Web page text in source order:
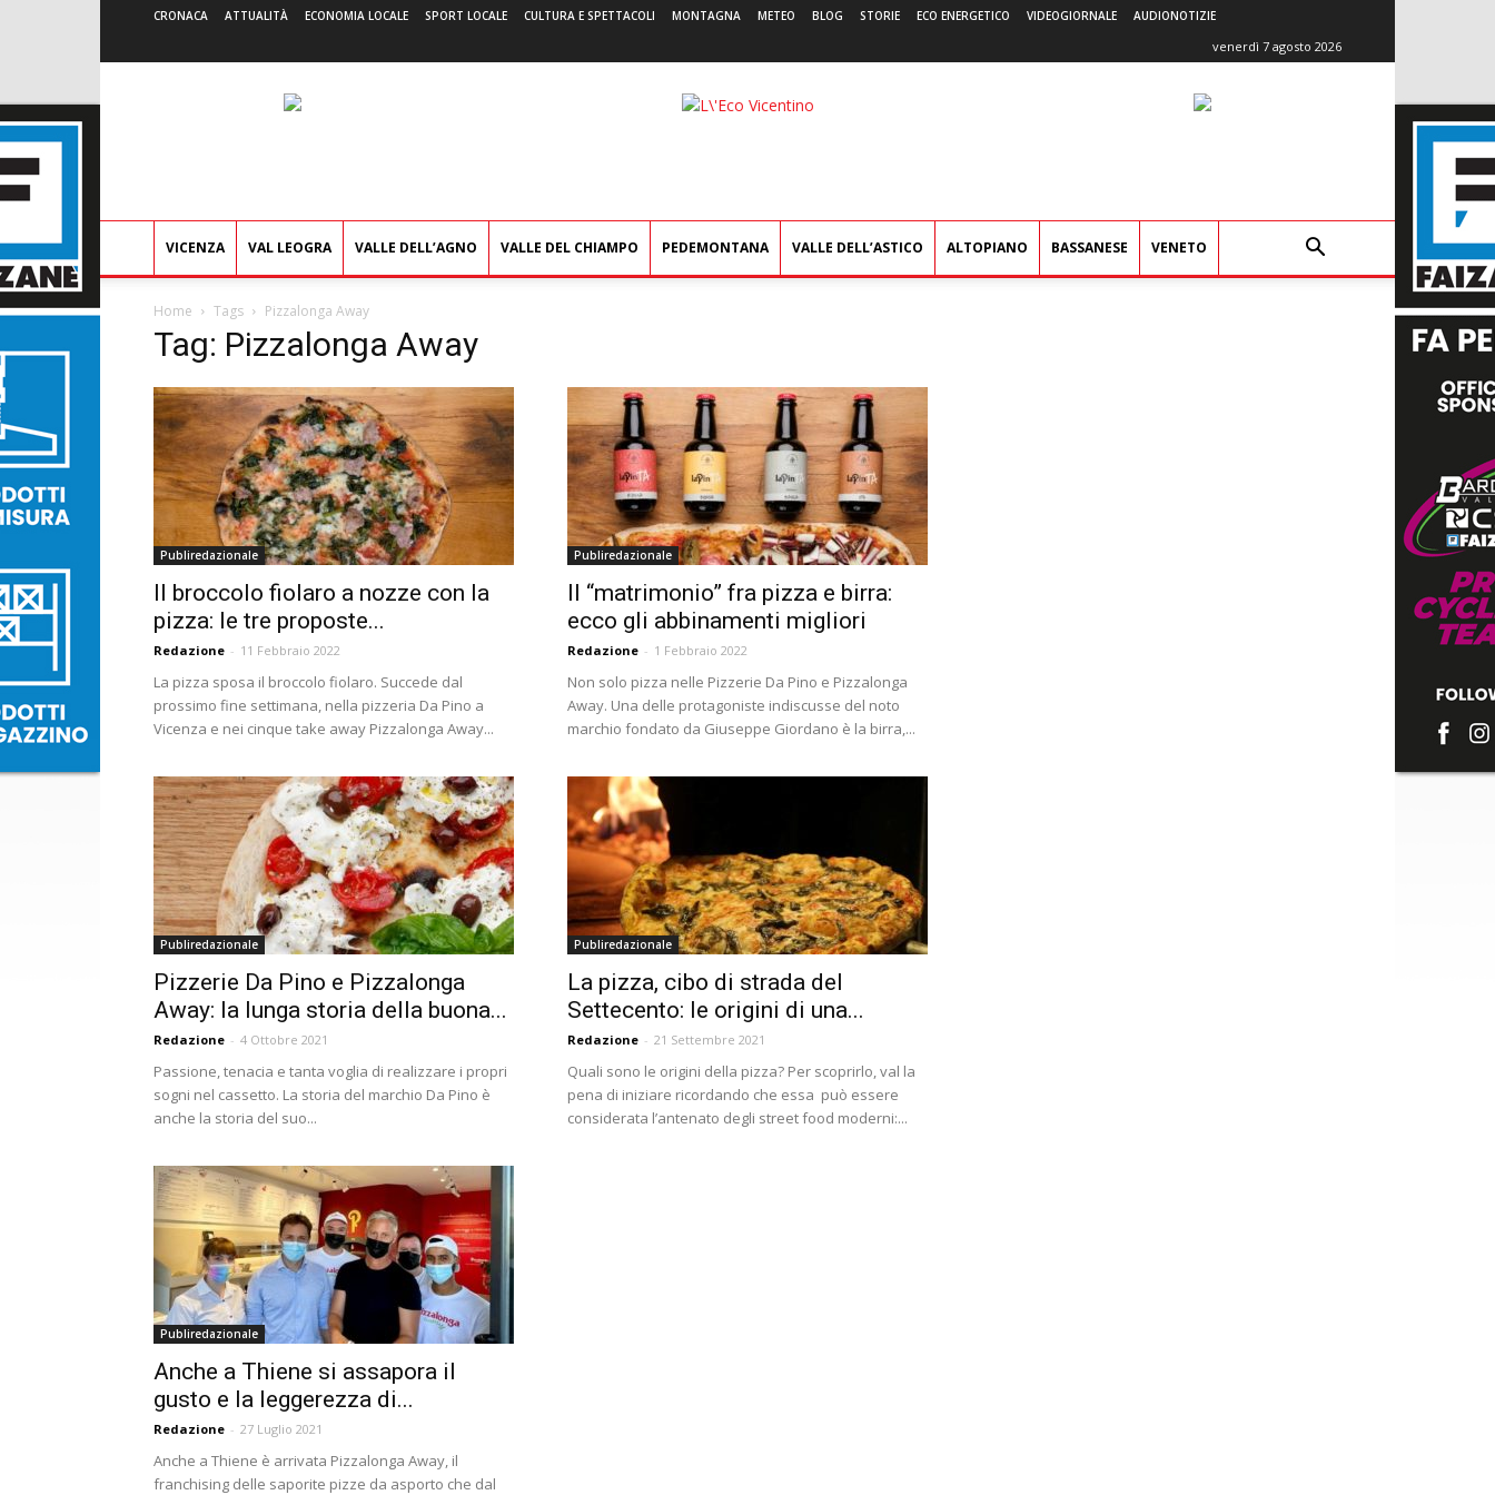
CRONACA ATTUALITÀ ECONOMIA LOCALE SPORT LOCALE CULTURA E SPETTACOLI MONTAGNA METEO BLOG STORIE ECO ENERGETICO VIDEOGIORNALE AUDIONOTIZIE
venerdì 7 agosto 2026
L'Eco
VICENZA VAL LEOGRA VALLE DELL’AGNO VALLE DEL CHIAMPO PEDEMONTANA VALLE DELL’ASTICO ALTOPIANO BASSANESE VENETO
Home Tags Pizzalonga Away
Tag: Pizzalonga Away
Publiredazionale
Il broccolo fiolaro a nozze con la
pizza: le tre proposte...
Redazione - 11 Febbraio 2022
La pizza sposa il broccolo fiolaro. Succede dal
prossimo fine settimana, nella pizzeria Da Pino a
Vicenza e nei cinque take away Pizzalonga Away...
Publiredazionale
Il “matrimonio” fra pizza e birra:
ecco gli abbinamenti migliori
Redazione - 1 Febbraio 2022
Non solo pizza nelle Pizzerie Da Pino e Pizzalonga
Away. Una delle protagoniste indiscusse del noto
marchio fondato da Giuseppe Giordano è la birra,...
Publiredazionale
Pizzerie Da Pino e Pizzalonga
Away: la lunga storia della buona...
Redazione - 4 Ottobre 2021
Passione, tenacia e tanta voglia di realizzare i propri
sogni nel cassetto. La storia del marchio Da Pino è
anche la storia del suo...
Publiredazionale
La pizza, cibo di strada del
Settecento: le origini di una...
Redazione - 21 Settembre 2021
Quali sono le origini della pizza? Per scoprirlo, val la
pena di iniziare ricordando che essa può essere
considerata l’antenato degli street food moderni:...
Publiredazionale
Anche a Thiene si assapora il
gusto e la leggerezza di...
Redazione - 27 Luglio 2021
Anche a Thiene è arrivata Pizzalonga Away, il
franchising delle saporite pizze da asporto che dal